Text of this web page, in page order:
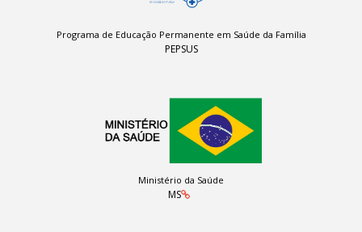
Programa de Educação Permanente em Saúde da Família
PEPSUS
Ministério da Saúde
MS